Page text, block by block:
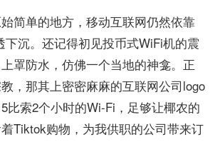
简单的地方，移动互联网仍然依靠
沉。还记得初见投币式WiFi机的震
罩防水，仿佛一个当地的神龛。正
，那其上密密麻麻的互联网公司logo
比索2个小时的Wi-Fi，足够让椰农的
Tiktok购物，为我供职的公司带来订